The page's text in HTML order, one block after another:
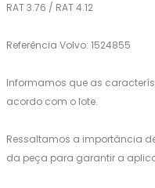
RAT 3.76 / RAT 4.12
Referência Volvo: 1524855
Informamos que as
acordo com o lote.
Ressaltamos a importância
da peça para garantir a